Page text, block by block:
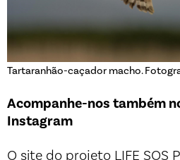
Tartaranhão-caçador macho.
Acompanhe-nos também
Instagram
O site do projeto LIFE SOS